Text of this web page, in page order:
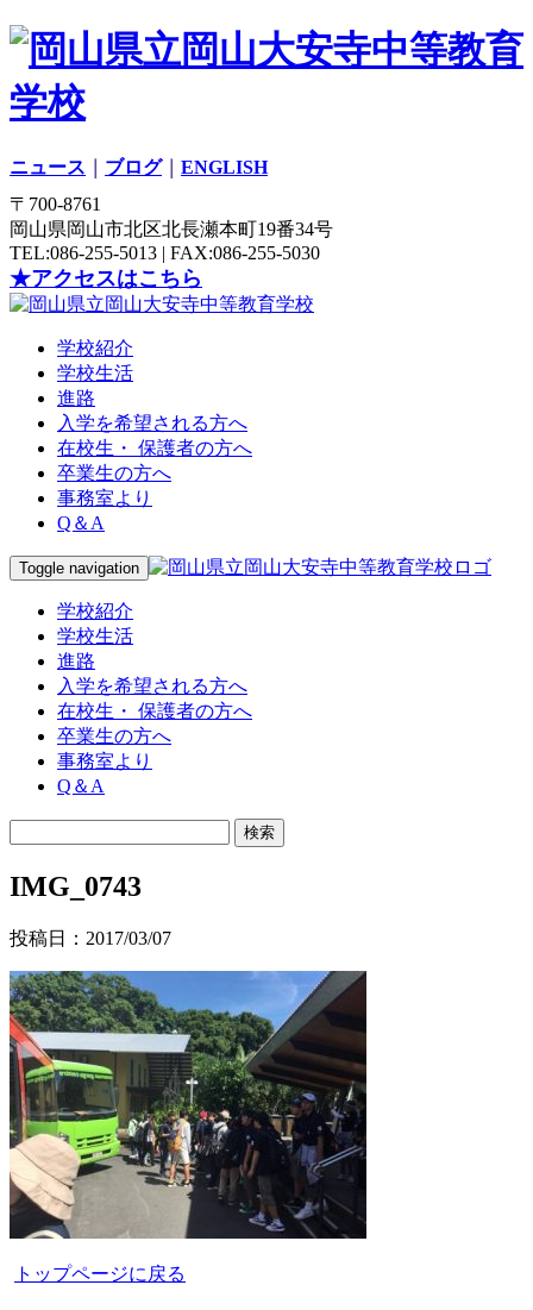
ニュース ブログ｜ ENGLISH
〒700-8761
岡山県岡山市北区北長瀬本町19番34号
TEL:086-255-5013 | FAX:086-255-5030
★アクセスはこちら
学校紹介
学校生活
進路
入学を希望される方へ
在校生・ 保護者の方へ
卒業生の方へ
事務室より
Q＆A
Toggle navigation
学校紹介
学校生活
進路
入学を希望される方へ
在校生・ 保護者の方へ
卒業生の方へ
事務室より
Q＆A
IMG_0743
投稿日：2017/03/07
トップページに戻る